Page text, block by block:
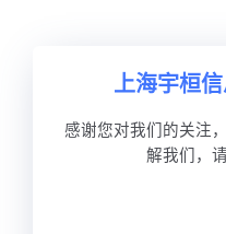
上海宇桓
感谢您对我们的关注
解我们，